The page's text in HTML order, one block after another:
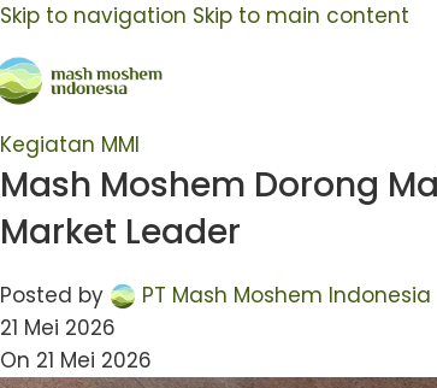
Skip to navigation Skip to main content
Kegiatan MMI
Mash Moshem Dorong
Market Leader
Posted by
PT Mash Moshem Indonesia
21 Mei 2026
On 21 Mei 2026